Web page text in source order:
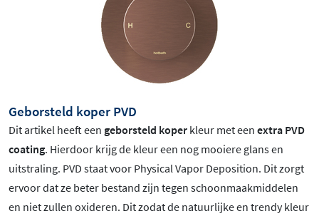
Geborsteld koper PVD
Dit artikel heeft een geborsteld koper kleur met een extra PVD
coating. Hierdoor krijg de kleur een nog mooiere glans en
uitstraling. PVD staat voor Physical Vapor Deposition. Dit zorgt
ervoor dat ze beter bestand zijn tegen schoonmaakmiddelen
en niet zullen oxideren. Dit zodat de natuurlijke en trendy kleur